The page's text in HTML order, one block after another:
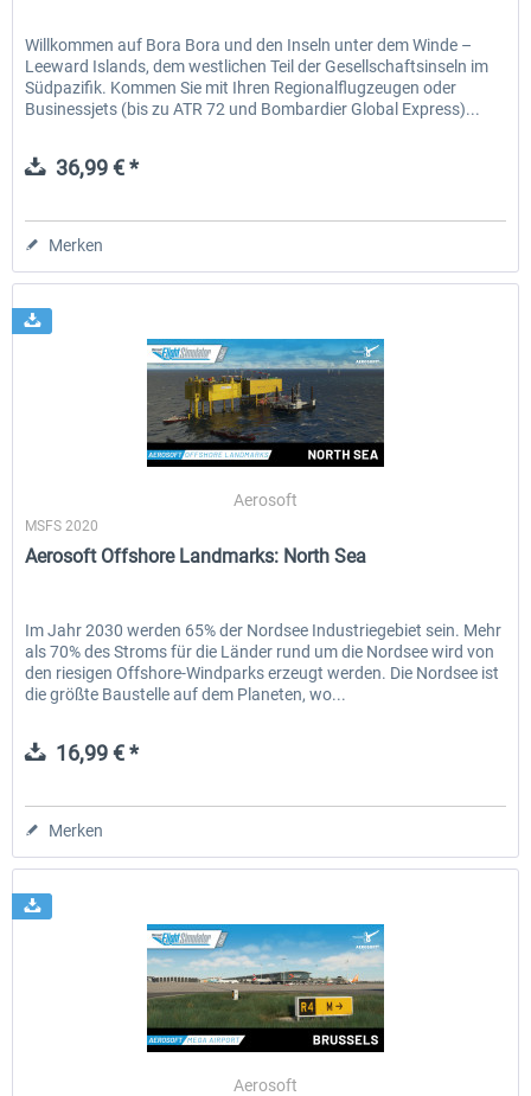
Willkommen auf Bora Bora und den Inseln unter dem Winde –
Leeward Islands, dem westlichen Teil der Gesellschaftsinseln im
Südpazifik. Kommen Sie mit Ihren Regionalflugzeugen oder
Businessjets (bis zu ATR 72 und Bombardier Global Express)...
36,99 € *
Merken
Aerosoft
MSFS 2020
Aerosoft Offshore Landmarks: North Sea
Im Jahr 2030 werden 65% der Nordsee Industriegebiet sein. Mehr
als 70% des Stroms für die Länder rund um die Nordsee wird von
den riesigen Offshore-Windparks erzeugt werden. Die Nordsee ist
die größte Baustelle auf dem Planeten, wo...
16,99 € *
Merken
Aerosoft